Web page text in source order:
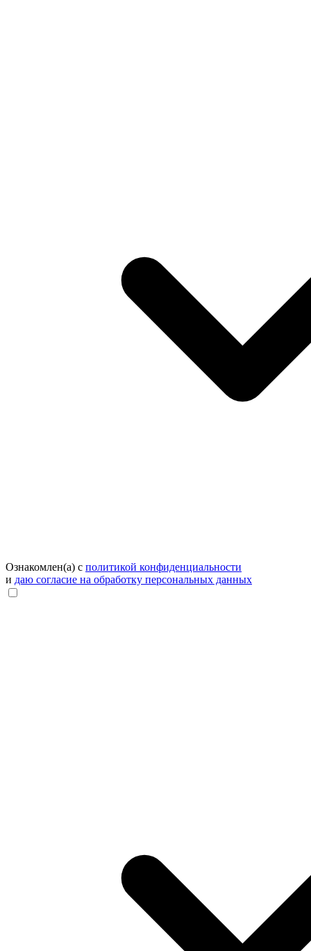
Ознакомлен(а) с политикой конфиденциальности
и даю согласие на обработку персональных данных